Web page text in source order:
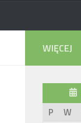
WIĘCEJ
P
W